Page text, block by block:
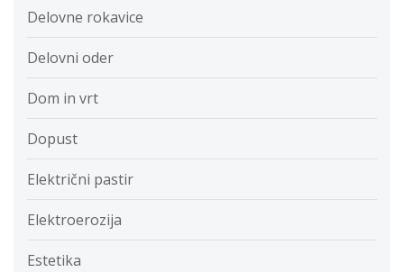
Delovne rokavice
Delovni oder
Dom in vrt
Dopust
Električni pastir
Elektroerozija
Estetika